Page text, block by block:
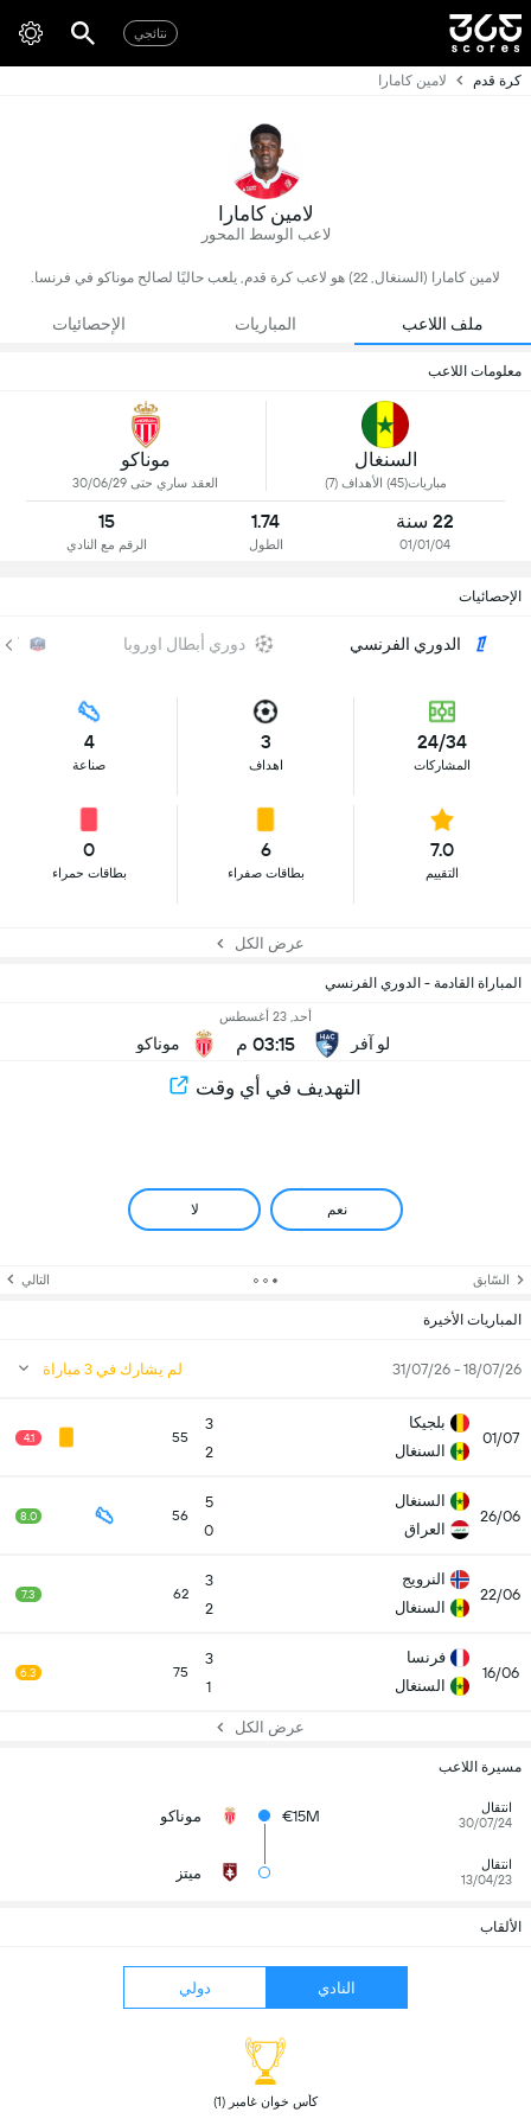
نتائجي
كرة قدم لامين كامارا
لامين كامارا
لاعب الوسط المحور
لامين كامارا (السنغال, 22) هو لاعب كرة قدم, يلعب حاليًا لصالح موناكو في فرنسا.
ملف اللاعب المباريات الإحصائيات
معلومات اللاعب
السنغال
مباريات(45) الأهداف (7)
موناكو
العقد ساري حتى 30/06/29
22 سنة
01/01/04
1.74
الطول
15
الرقم مع النادي
الإحصائيات
الدوري الفرنسي دوري أبطال اوروبا
24/34
المشاركات
3
اهداف
4
صناعة
7.0
التقييم
6
بطاقات صفراء
0
بطاقات حمراء
عرض الكل
المباراة القادمة - الدوري الفرنسي
لو آفر
أحد, 23 أغسطس
03:15 م موناكو
التهديف في أي وقت
نعم لا
السّابق التالي
المباريات الأخيرة
18/07/26 - 31/07/26 لم يشارك في 3 مباراة
01/07
بلجيكا
السنغال
3
2
55
4.1
26/06
السنغال
العراق
5
0
56
8.0
22/06
النرويج
السنغال
3
2
62
7.3
16/06
فرنسا
السنغال
3
1
75
6.3
عرض الكل
مسيرة اللاعب
انتقال
30/07/24
€15M موناكو
انتقال
13/04/23
ميتز
الألقاب
النادي دولي
كأس خوان غامبر (1)